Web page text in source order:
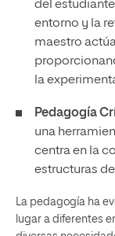
del
entorno y la
maestro
la
Pedagogía
una
centra en la
estructuras
La pedagogía ha
lugar a diferentes